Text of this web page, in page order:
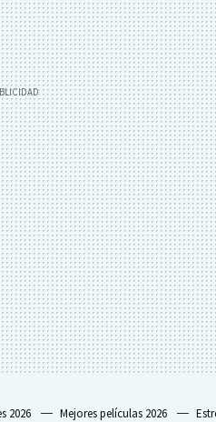
2026 Mejores películas 2026